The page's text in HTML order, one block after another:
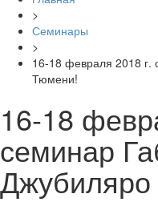
>
Семинары
>
16-18 февраля 2018 г.
Тюмени!
16-18
семинар